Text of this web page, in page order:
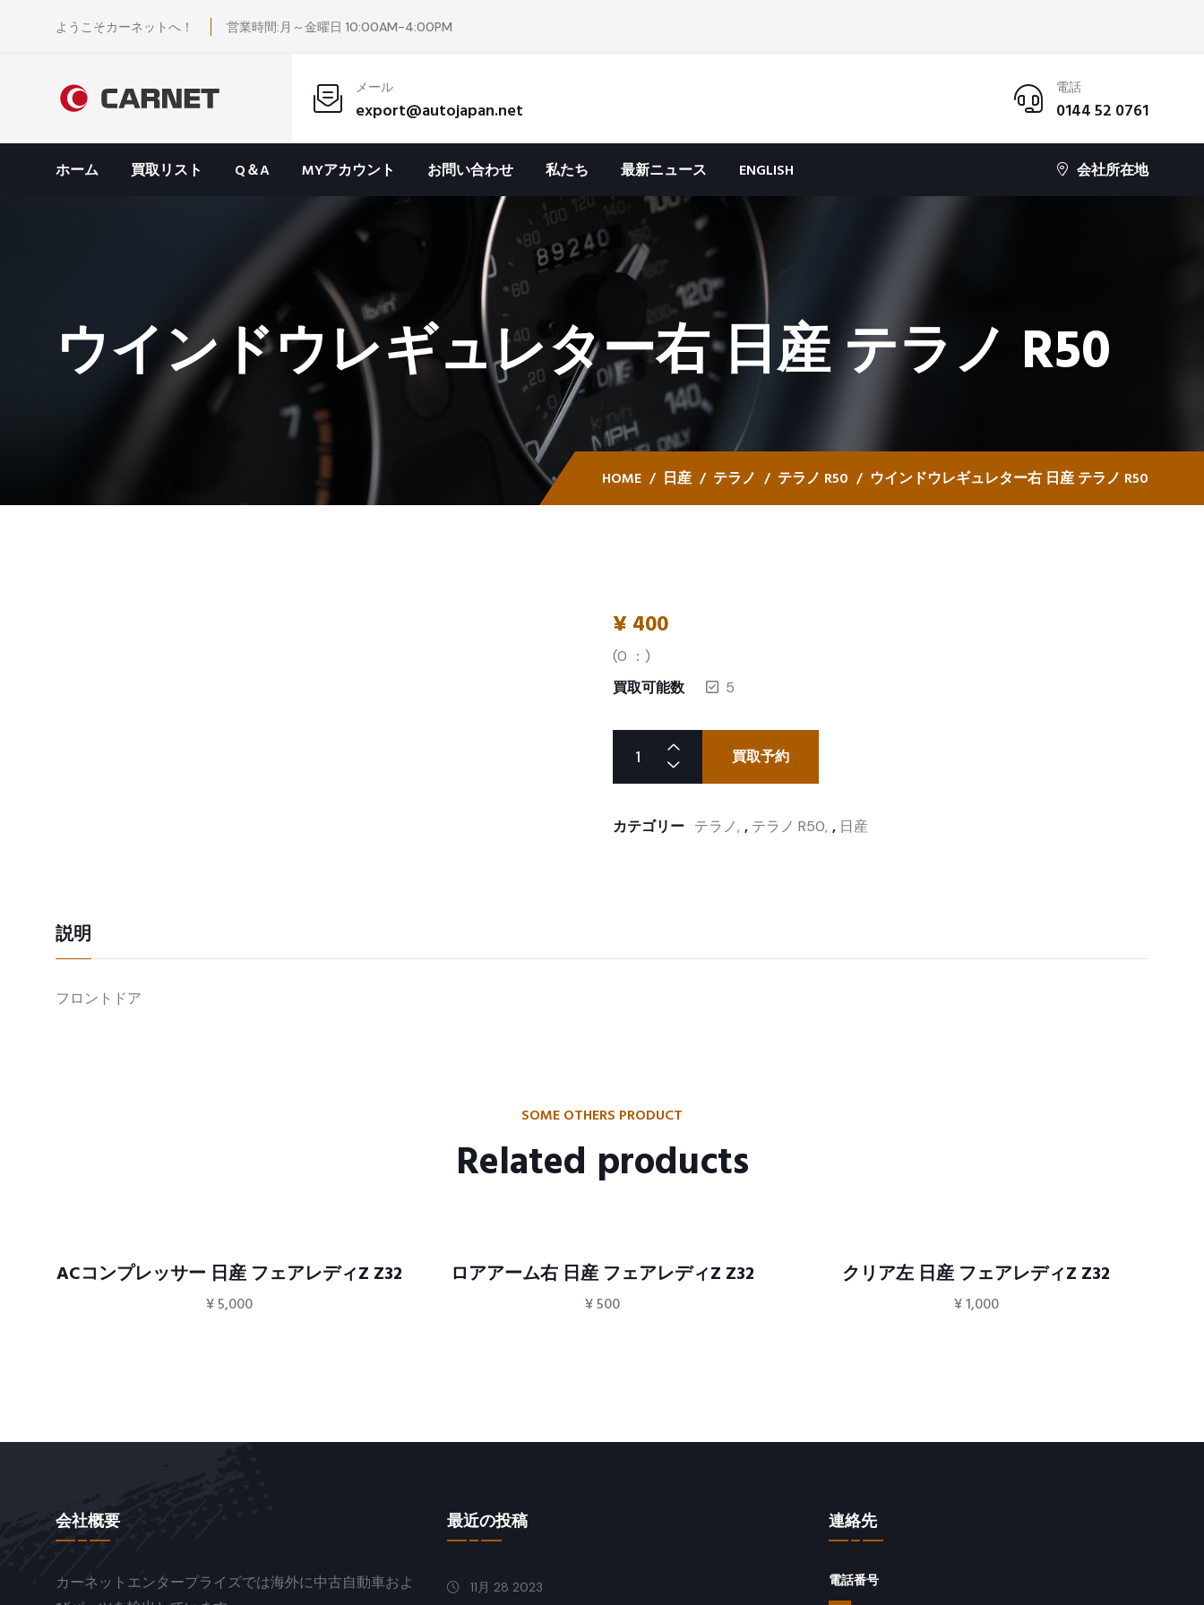
ようこそカーネットへ！ 営業時間:月～金曜日 10:00AM-4:00PM
メール
export@autojapan.net
電話
0144 52 0761
ホーム 買取リスト Q＆A MYアカウント お問い合わせ 私たち 最新ニュース ENGLISH 会社所在地
ウインドウレギュレター右 日産 テラノ R50
HOME 日産 テラノ テラノ R50 ウインドウレギュレター右 日産 テラノ R50
¥ 400
(0 ：)
買取可能数
5
買取予約
カテゴリー テラノ , テラノ R50 , 日産
説明
フロントドア
SOME OTHERS PRODUCT
Related products
ACコンプレッサー 日産 フェアレディZ Z32
¥5,000
ロアアーム右 日産 フェアレディZ Z32
¥500
クリア左 日産 フェアレディZ Z32
¥1,000
会社概要
カーネットエンタープライズでは海外に中古自動車およ
最近の投稿
11月 28 2023
連絡先
電話番号